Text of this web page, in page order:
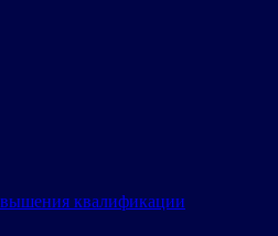
квалификации